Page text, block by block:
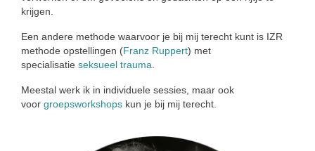
Over de praktijk
Tarieven
Ervaringen met Praktijk Manasha
Vragenformulier
krijgen.
Een andere methode waarvoor je bij mij terecht kunt is IZR
methode opstellingen (Franz Ruppert) met
specialisatie seksueel trauma
Meestal werk ik in individuele sessies, maar ook
voor groepsworkshops kun je bij mij terecht.